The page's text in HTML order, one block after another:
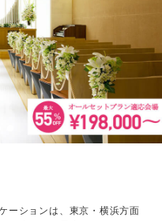
ーションは、東京・横浜方面